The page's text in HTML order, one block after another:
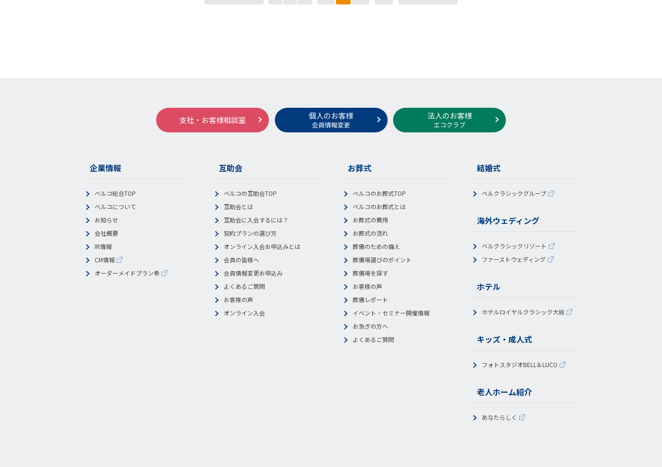
支社・お客様相談室 個人のお客様
会員情報変更
法人のお客様
エコクラブ
企業情報
ベルコ総合TOP
ベルコについて
お知らせ
会社概要
IR情報
CM情報
オーダーメイドプラン希
互助会
ベルコの互助会TOP
互助会とは
互助会に入会するには？
契約プランの選び方
オンライン入会お申込みとは
会員の皆様へ
会員情報変更お申込み
よくあるご質問
お客様の声
オンライン入会
お葬式
ベルコのお葬式TOP
ベルコのお葬式とは
お葬式の費用
お葬式の流れ
葬儀のための備え
葬儀場選びのポイント
葬儀場を探す
お客様の声
葬儀レポート
イベント・セミナー開催情報
お急ぎの方へ
よくあるご質問
結婚式
ベルクラシックグループ
海外ウェディング
ベルクラシックリゾート
ファーストウェディング
ホテル
ホテルロイヤルクラシック大阪
キッズ・成人式
フォトスタジオBELL＆LUCO
老人ホーム紹介
あなたらしく